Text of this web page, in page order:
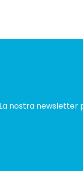
La nostra newsletter